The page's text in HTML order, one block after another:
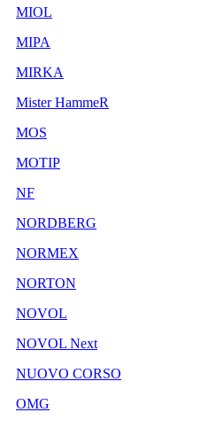
MIOL
MIPA
MIRKA
Mister HammeR
MOS
MOTIP
NF
NORDBERG
NORMEX
NORTON
NOVOL
NOVOL Next
NUOVO CORSO
OMG